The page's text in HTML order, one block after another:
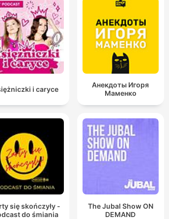
i caryce
Анекдоты Игоря
Маменко
się skończyły -
do śmiania
The Jubal Show ON
DEMAND